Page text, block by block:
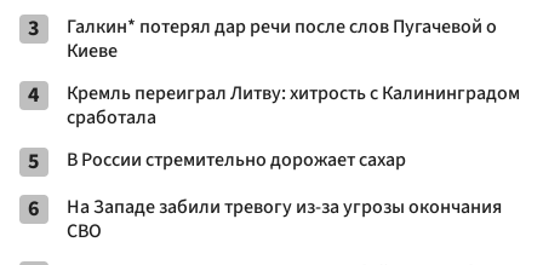
3
Галкин* потерял дар речи после слов Пугачевой о
Киеве
4
Кремль переиграл Литву: хитрость с Калининградом
сработала
5 В России стремительно дорожает сахар
6
На Западе забили тревогу из-за угрозы окончания
СВО